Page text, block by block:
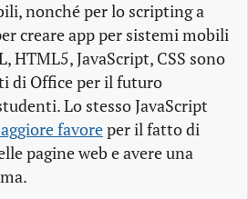
nonché per lo scripting a
creare app per sistemi mobili
HTML5, JavaScript, CSS sono
di Office per il futuro
Lo stesso JavaScript
favoreper il fatto di
pagine web e avere una